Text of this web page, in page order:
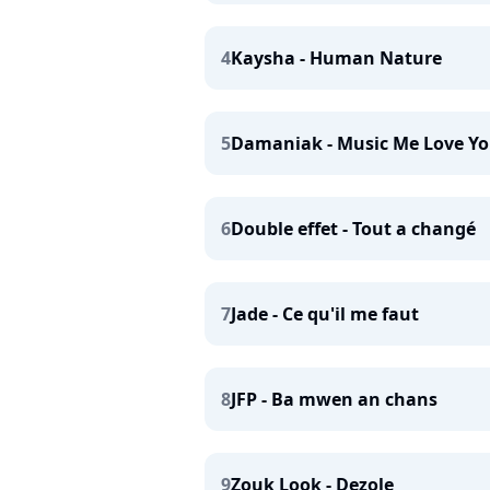
4Kaysha - Human Nature
5Damaniak - Music Me Love
6Double effet - Tout a changé
7Jade - Ce qu'il me faut
8JFP - Ba mwen an chans
9Zouk Look - Dezole